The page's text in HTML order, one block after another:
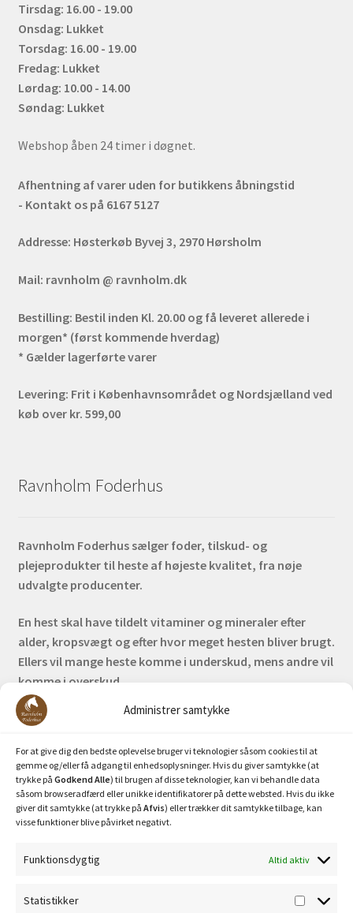
Administrer samtykke
For at give dig den bedste oplevelse bruger vi teknologier såsom cookies til at
gemme og/eller få adgang til enhedsoplysninger. Hvis du giver samtykke (at
trykke på Godkend Alle) til brugen af disse teknologier, kan vi behandle data
såsom browseradfærd eller unikke identifikatorer på dette websted. Hvis du ikke
giver dit samtykke (at trykke på Afvis) eller trækker dit samtykke tilbage, kan
visse funktioner blive påvirket negativt.
Funktionsdygtig Altid aktiv
Statistikker
Tirsdag: 16.00 - 19.00
Onsdag: Lukket
Torsdag: 16.00 - 19.00
Fredag: Lukket
Lørdag: 10.00 - 14.00
Søndag: Lukket
Webshop åben 24 timer i døgnet.
Afhentning af varer uden for butikkens åbningstid
- Kontakt os på 6167 5127
Addresse: Høsterkøb Byvej 3, 2970 Hørsholm
Mail: ravnholm @ ravnholm.dk
Bestilling: Bestil inden Kl. 20.00 og få leveret allerede i
morgen* (først kommende hverdag)
* Gælder lagerførte varer
Levering: Frit i Københavnsområdet og Nordsjælland ved
køb over kr. 599,00
Ravnholm Foderhus
Ravnholm Foderhus sælger foder, tilskud- og
plejeprodukter til heste af højeste kvalitet, fra nøje
udvalgte producenter.
En hest skal have tildelt vitaminer og mineraler efter
alder, kropsvægt og efter hvor meget hesten bliver brugt.
Ellers vil mange heste komme i underskud, mens andre vil
komme i overskud.
Bank: Nordea / Reg: 2413 Konto nr. 6285 704 772
Privatlivspolitik